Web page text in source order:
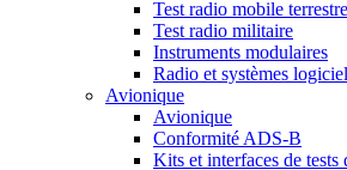
Test radio mobile terrestre
Test radio militaire
Instruments modulaires
Radio et systèmes
Avionique
Avionique
Conformité ADS-B
Kits et interfaces de tests